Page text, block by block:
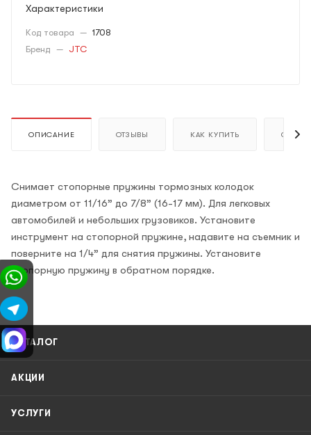
Характеристики
Код товара — 1708
Бренд — JTC
ОПИСАНИЕ ОТЗЫВЫ КАК КУПИТЬ ОПЛАТА
Снимает стопорные пружины тормозных колодок
диаметром от 11/16” до 7/8” (16-17 мм). Для легковых
автомобилей и небольших грузовиков. Установите
инструмент на стопорной пружине, надавите на съемник и
поверните на 1/4” для снятия пружины. Установите
стопорную пружину в обратном порядке.
КАТАЛОГ
АКЦИИ
УСЛУГИ